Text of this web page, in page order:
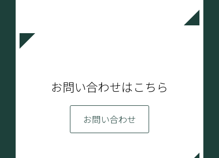
お問い合わせはこちら
お問い合わせ